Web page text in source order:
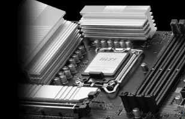
експлуатації.
Підходить для застосування
високих струмів.